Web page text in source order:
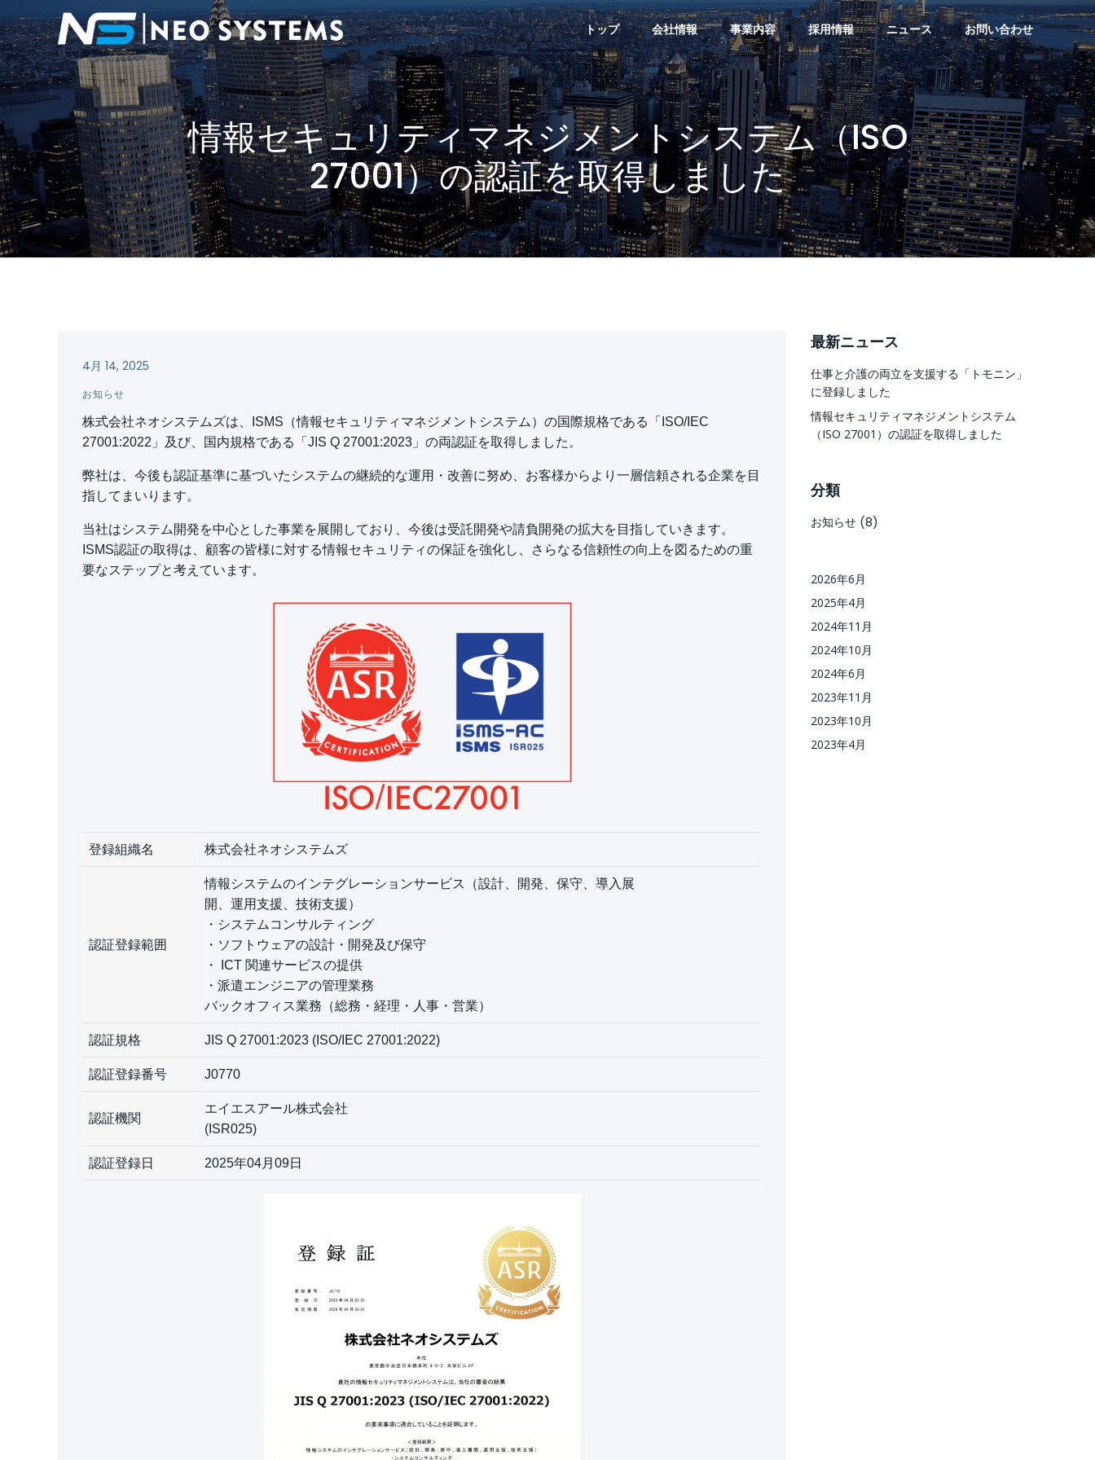
トップ 会社情報 事業内容 採用情報 ニュース お問い合わせ
情報セキュリティマネジメントシステム（ISO
27001）の認証を取得しました
4月 14, 2025
お知らせ
株式会社ネオシステムズは、ISMS（情報セキュリティマネジメントシステム）の国際規格である「ISO/IEC
27001:2022」及び、国内規格である「JIS Q 27001:2023」の両認証を取得しました。
弊社は、今後も認証基準に基づいたシステムの継続的な運用・改善に努め、お客様からより一層信頼される企業を目
指してまいります。
当社はシステム開発を中心とした事業を展開しており、今後は受託開発や請負開発の拡大を目指していきます。
ISMS認証の取得は、顧客の皆様に対する情報セキュリティの保証を強化し、さらなる信頼性の向上を図るための重
要なステップと考えています。
登録組織名 株式会社ネオシステムズ
認証登録範囲
情報システムのインテグレーションサービス（設計、開発、保守、導入展
開、運用支援、技術支援）
・システムコンサルティング
・ソフトウェアの設計・開発及び保守
・ ICT 関連サービスの提供
・派遣エンジニアの管理業務
バックオフィス業務（総務・経理・人事・営業）
認証規格 JIS Q 27001:2023 (ISO/IEC 27001:2022)
認証登録番号 J0770
認証機関
エイエスアール株式会社
(ISR025)
認証登録日 2025年04月09日
最新ニュース
仕事と介護の両立を支援する「トモニン」
に登録しました
情報セキュリティマネジメントシステム
（ISO 27001）の認証を取得しました
分類
お知らせ (8)
2026年6月
2025年4月
2024年11月
2024年10月
2024年6月
2023年11月
2023年10月
2023年4月